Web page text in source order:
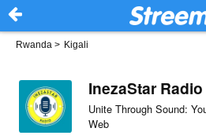
Rwanda > Kigali
InezaStar Radio
Unite Through Sound:
Web